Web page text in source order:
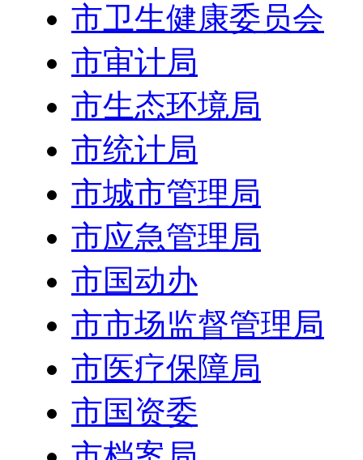
市卫生健康委员会
市审计局
市生态环境局
市统计局
市城市管理局
市应急管理局
市国动办
市市场监督管理局
市医疗保障局
市国资委